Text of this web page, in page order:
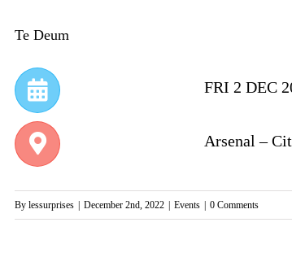
Te Deum
FRI 2 DEC
Arsenal –
By lessurprises December 2nd, 2022 Events 0 Comments